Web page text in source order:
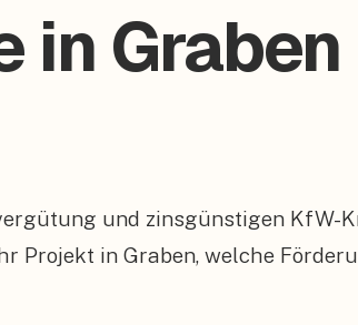
in Graben
und zinsgünstigen KfW-
Projekt in Graben, welche